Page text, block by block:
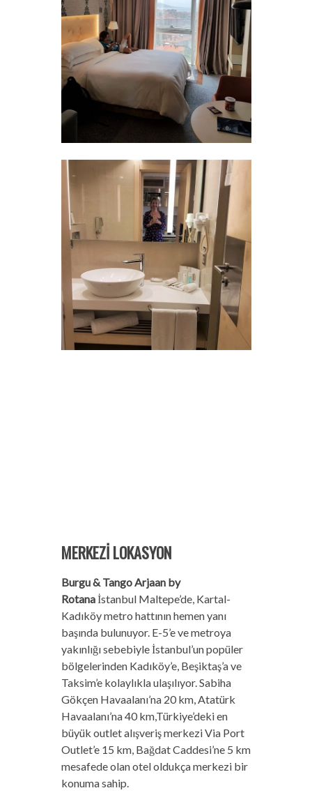
MERKEZİ LOKASYON
Burgu & Tango Arjaan by
Rotanaİstanbul Maltepe’de, Kartal-
Kadıköy metro hattının hemen yanı
başında bulunuyor. E-5’e ve metroya
yakınlığı sebebiyle İstanbul’un popüler
bölgelerinden Kadıköy’e, Beşiktaş’a ve
Taksim’e kolaylıkla ulaşılıyor. Sabiha
Gökçen Havaalanı’na 20 km, Atatürk
Havaalanı’na 40 km,Türkiye’deki en
büyük outlet alışveriş merkezi Via Port
Outlet’e 15 km, Bağdat Caddesi’ne 5 km
mesafede olan otel oldukça merkezi bir
konuma sahip.